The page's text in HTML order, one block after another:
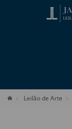
Leilão de Arte